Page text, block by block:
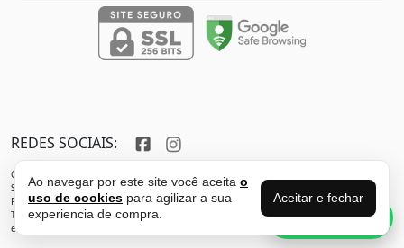
Perguntas sobre
REDES SOCIAIS:
Copyright © 2013 - 2026 - SHOX STORE DO BRASIL - Marca pertencente à VFR SPORTS E
SERVICOS ADMINISTRATIVOS LTDA CNPJ: 32.346.663/0001-59 - Localizada do endereço:
Rua Joaquim Antunes - São Paulo - SP - 05435-030
Todos os direitos reservados. Proibida reprodução total ou parcial deste sítio
eletrônico sem autorização prévia.
Ao navegar por este site você aceita o
uso de cookies para agilizar a sua
experiencia de compra.
Aceitar e fechar